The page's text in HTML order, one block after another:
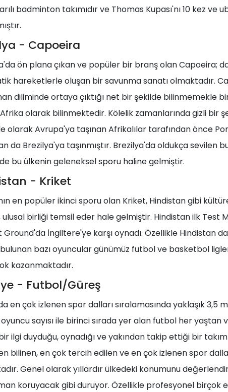
badminton takımıdır ve Thomas Kupası'nı 10 kez ve
- Capoeira
ön plana çıkan ve popüler bir branş olan Capoeira;
hareketlerle oluşan bir savunma sanatı olmaktadır.
diliminde ortaya çıktığı net bir şekilde bilinmemekle
olarak bilinmektedir. Kölelik zamanlarında gizli bir
olarak Avrupa'ya taşınan Afrikalılar tarafından önce
da Brezilya'ya taşınmıştır. Brezilya'da oldukça sevilen
bu ülkenin geleneksel sporu haline gelmiştir.
- Kriket
en popüler ikinci sporu olan Kriket, Hindistan gibi
birliği temsil eder hale gelmiştir. Hindistan ilk Test
İngiltere'ye karşı oynadı. Özellikle Hindistan
bazı oyuncular günümüz futbol ve basketbol
kazanmaktadır.
- Futbol/Güreş
en çok izlenen spor dalları sıralamasında yaklaşık 3,5
sayısı ile birinci sırada yer alan futbol her yaştan
ilgi duyduğu, oynadığı ve yakından takip ettiği bir
bilinen, en çok tercih edilen ve en çok izlenen spor
Genel olarak yıllardır ülkedeki konumunu
koruyacak gibi duruyor. Özellikle profesyonel birçok